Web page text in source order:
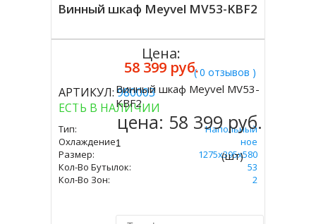
Винный шкаф Meyvel MV53-KBF2
( 0 отзывов )
АРТИКУЛ:980003
ЕСТЬ В НАЛИЧИИ
Тип:
Напольный
Охлаждение:
Компрессорное
Размер:
1275х395х580
Кол-Во Бутылок:
53
Кол-Во Зон:
2
Цена:
58 399 руб.
Купить
Винный шкаф Meyvel MV53-
KBF2
цена: 58 399 руб.
(шт)